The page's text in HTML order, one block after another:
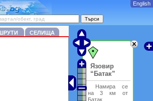
СЕЛИЩА
Язовир
“Батак”
Намира се
на 3 км от
Батак.
English